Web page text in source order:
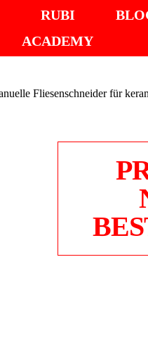
RUBI
ACADEMY
Fliesenschneider für